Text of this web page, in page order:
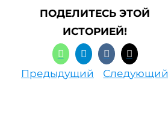
ПОДЕЛИТЕСЬ ЭТОЙ
ИСТОРИЕЙ!
Предыдущий Следующий